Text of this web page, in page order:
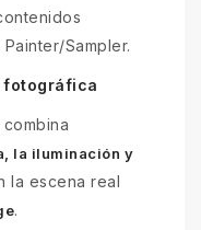
Sampler.
fotográfica
la iluminación y
la escena real
.